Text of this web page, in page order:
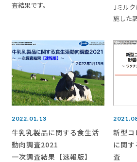
査結果です。
Jミル
施した
2022.01.13
牛乳乳製品に関する食生活
動向調査2021
一次調査結果【速報版】
新型コ
に関
査